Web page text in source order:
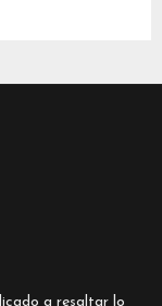
a resaltar lo